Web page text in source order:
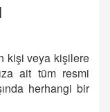
kişi veya kişilere
ait tüm resmi
herhangi bir